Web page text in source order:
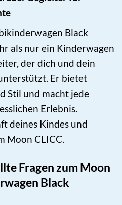
Black
als nur ein Kinderwagen
der dich und dein
Er bietet
Stil und macht jede
Erlebnis.
deines Kindes und
Moon CLICC.
Fragen zum Moon
Black